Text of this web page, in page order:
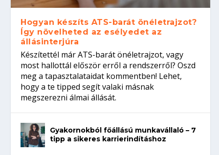
Hogyan készíts ATS-barát önéletrajzot?
Így növelheted az esélyedet az
állásinterjúra
Készítettél már ATS-barát önéletrajzot, vagy
most hallottál először erről a rendszerről? Oszd
meg a tapasztalataidat kommentben! Lehet,
hogy a te tipped segít valaki másnak
megszerezni álmai állását.
Gyakornokból főállású munkavállaló – 7
tipp a sikeres karrierindításhoz